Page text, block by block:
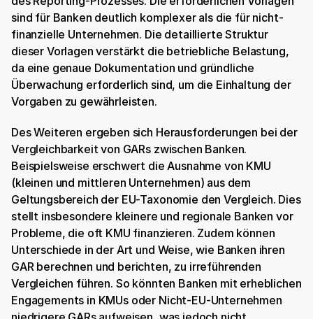
sind für Banken deutlich komplexer als die für nicht-
finanzielle Unternehmen. Die detaillierte Struktur
dieser Vorlagen verstärkt die betriebliche Belastung,
da eine genaue Dokumentation und gründliche
Überwachung erforderlich sind, um die Einhaltung der
Vorgaben zu gewährleisten.
Des Weiteren ergeben sich Herausforderungen bei der
Vergleichbarkeit von GARs zwischen Banken.
Beispielsweise erschwert die Ausnahme von KMU
(kleinen und mittleren Unternehmen) aus dem
Geltungsbereich der EU-Taxonomie den Vergleich. Dies
stellt insbesondere kleinere und regionale Banken vor
Probleme, die oft KMU finanzieren. Zudem können
Unterschiede in der Art und Weise, wie Banken ihren
GAR berechnen und berichten, zu irreführenden
Vergleichen führen. So könnten Banken mit erheblichen
Engagements in KMUs oder Nicht-EU-Unternehmen